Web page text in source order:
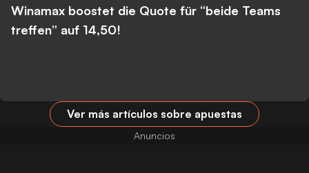
Winamax boostet die Quote für “beide Teams
treffen” auf 14,50!
Ver más artículos sobre apuestas